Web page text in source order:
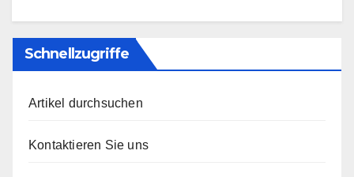
Schnellzugriffe
Artikel durchsuchen
Kontaktieren Sie uns